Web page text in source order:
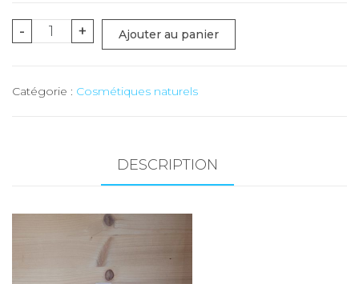
-
quantité
(Fleur
+ Ajouter au panier
Catégorie : Cosmétiques naturels
DESCRIPTION